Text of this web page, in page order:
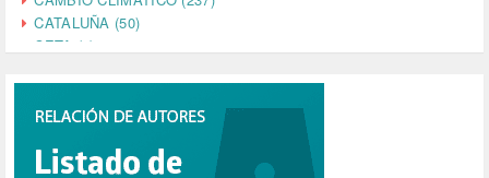
CATALUÑA (50)
CETA (2)
CINE (35)
COMPROMISO (2)